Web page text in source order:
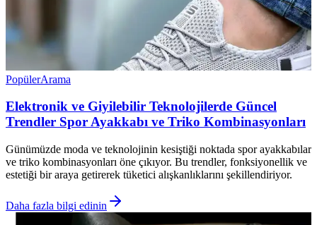
PopülerArama
Elektronik ve Giyilebilir Teknolojilerde Güncel
Trendler Spor Ayakkabı ve Triko Kombinasyonları
Günümüzde moda ve teknolojinin kesiştiği noktada spor ayakkabılar
ve triko kombinasyonları öne çıkıyor. Bu trendler, fonksiyonellik ve
estetiği bir araya getirerek tüketici alışkanlıklarını şekillendiriyor.
Daha fazla bilgi edinin